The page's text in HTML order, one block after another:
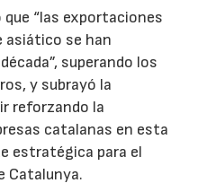
“las exportaciones
asiático se han
superando los
y subrayó la
reforzando la
catalanas en esta
estratégica para el
Catalunya.